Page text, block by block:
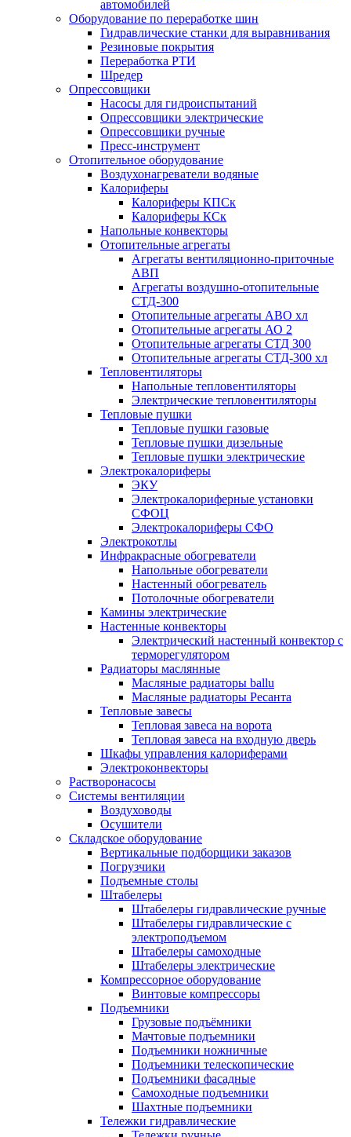
автомобилей
Оборудование по переработке шин
Гидравлические станки для выравнивания
Резиновые покрытия
Переработка РТИ
Шредер
Опрессовщики
Насосы для гидроиспытаний
Опрессовщики электрические
Опрессовщики ручные
Пресс-инструмент
Отопительное оборудование
Воздухонагреватели водяные
Калориферы
Калориферы КПСк
Калориферы КСк
Напольные конвекторы
Отопительные агрегаты
Агрегаты вентиляционно-приточные
АВП
Агрегаты воздушно-отопительные
СТД-300
Отопительные агрегаты АВО хл
Отопительные агрегаты АО 2
Отопительные агрегаты СТД 300
Отопительные агрегаты СТД-300 хл
Тепловентиляторы
Напольные тепловентиляторы
Электрические тепловентиляторы
Тепловые пушки
Тепловые пушки газовые
Тепловые пушки дизельные
Тепловые пушки электрические
Электрокалориферы
ЭКУ
Электрокалориферные установки
СФОЦ
Электрокалориферы СФО
Электрокотлы
Инфракрасные обогреватели
Напольные обогреватели
Настенный обогреватель
Потолочные обогреватели
Камины электрические
Настенные конвекторы
Электрический настенный конвектор с
терморегулятором
Радиаторы маслянные
Масляные радиаторы ballu
Масляные радиаторы Ресанта
Тепловые завесы
Тепловая завеса на ворота
Тепловая завеса на входную дверь
Шкафы управления калориферами
Электроконвекторы
Растворонасосы
Системы вентиляции
Воздуховоды
Осушители
Складское оборудование
Вертикальные подборщики заказов
Погрузчики
Подъемные столы
Штабелеры
Штабелеры гидравлические ручные
Штабелеры гидравлические с
электроподъемом
Штабелеры самоходные
Штабелеры электрические
Компрессорное оборудование
Винтовые компрессоры
Подъемники
Грузовые подъёмники
Мачтовые подъемники
Подъемники ножничные
Подъемники телескопические
Подъемники фасадные
Самоходные подъемники
Шахтные подъемники
Тележки гидравлические